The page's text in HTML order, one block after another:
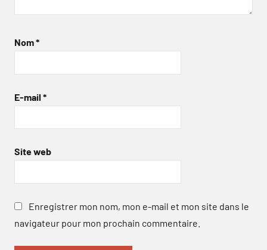
Nom*
E-mail *
Site web
Enregistrer mon nom, mon e-mail et mon site dans le
navigateur pour mon prochain commentaire.